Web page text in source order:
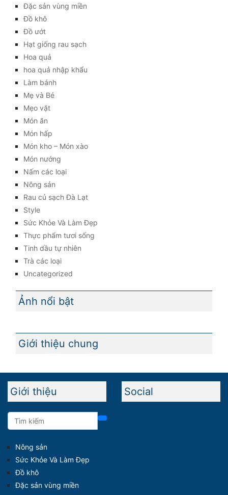
Đặc sản vùng miền
Đồ khô
Đồ ướt
Hạt giống rau sạch
Hoa quả
hoa quả nhập khẩu
Làm bánh
Mẹ và Bé
Mẹo vặt
Món ăn
Món hấp
Món kho – Món xào
Món nướng
Nấm các loại
Nông sản
Rau củ sạch Đà Lạt
Style
Sức Khỏe Và Làm Đẹp
Thực phẩm tươi sống
Tinh dầu tự nhiên
Trà các loại
Uncategorized
Ảnh nổi bật
Giới thiệu chung
Giới thiệu
Nông sản
Sức Khỏe Và Làm Đẹp
Đồ khô
Đặc sản vùng miền
Social